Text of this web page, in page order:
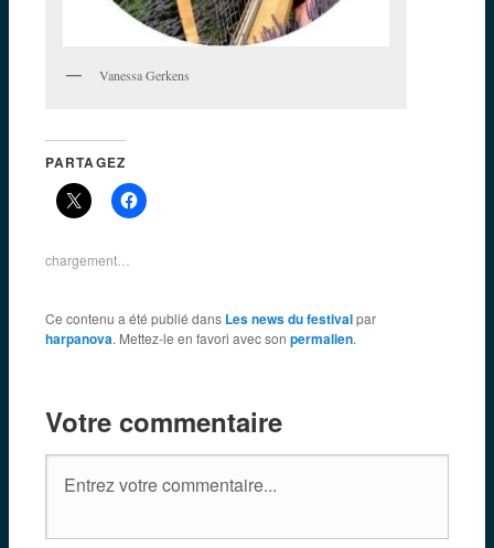
Vanessa Gerkens
PARTAGEZ
chargement…
Ce contenu a été publié dans Les news du festivalpar
harpanova. Mettez-le en favori avec son permalien.
Votre commentaire